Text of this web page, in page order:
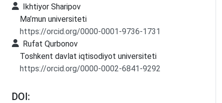
Ikhtiyor Sharipov
Ma’mun universiteti
https://orcid.org/0000-0001-9736-1731
Rufat Qurbonov
Toshkent davlat iqtisodiyot universiteti
https://orcid.org/0000-0002-6841-9292
DOI: